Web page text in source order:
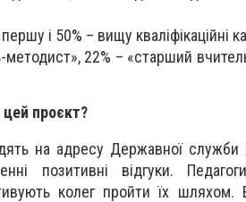
і 50% – вищу кваліфікаційні
методист», 22% – «старший
цей проєкт?
на адресу Державної служби
позитивні відгуки.
колег пройти їх шляхом.